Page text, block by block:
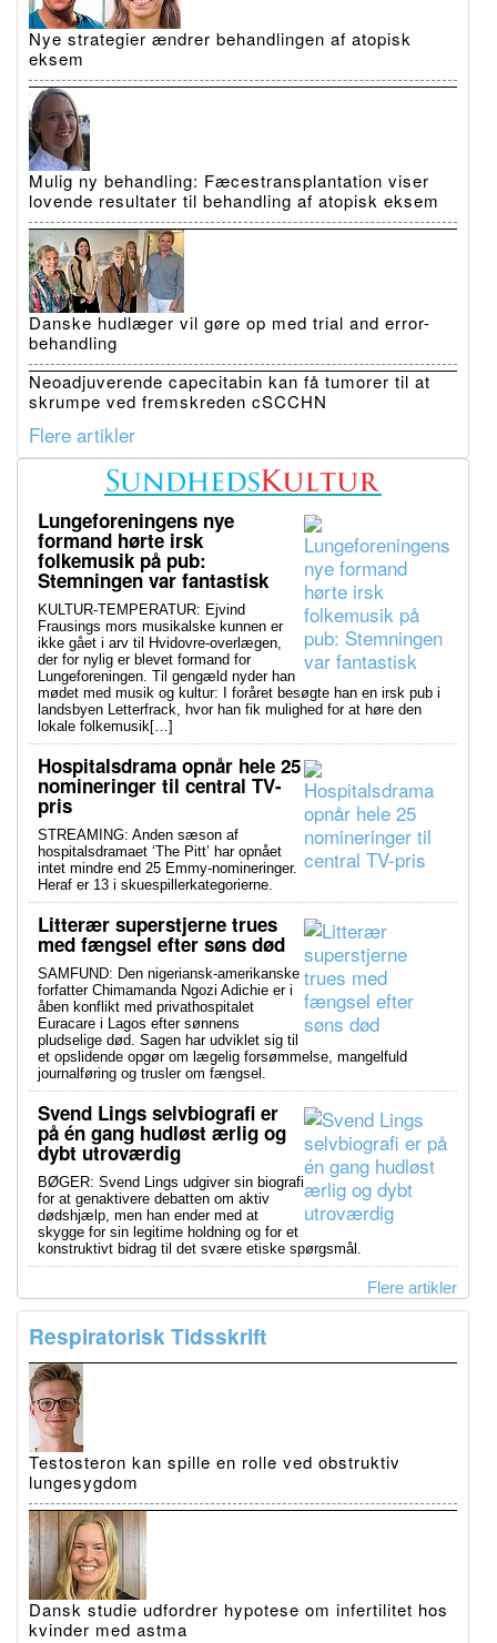
Nye strategier ændrer behandlingen af atopisk
eksem
Mulig ny behandling: Fæcestransplantation viser
lovende resultater til behandling af atopisk eksem
Danske hudlæger vil gøre op med trial and error-
behandling
Neoadjuverende capecitabin kan få tumorer til at
skrumpe ved fremskreden cSCCHN
Flere artikler
Lungeforeningens nye
formand hørte irsk
folkemusik på pub:
Stemningen var fantastisk
KULTUR-TEMPERATUR: Ejvind
Frausings mors musikalske kunnen er
ikke gået i arv til Hvidovre-overlægen,
der for nylig er blevet formand for
Lungeforeningen. Til gengæld nyder han
mødet med musik og kultur: I foråret besøgte han en irsk pub i
landsbyen Letterfrack, hvor han fik mulighed for at høre den
lokale folkemusik[…]
Hospitalsdrama opnår hele 25
nomineringer til central TV-
pris
STREAMING: Anden sæson af
hospitalsdramaet ‘The Pitt’ har opnået
intet mindre end 25 Emmy-nomineringer.
Heraf er 13 i skuespillerkategorierne.
Litterær superstjerne trues
med fængsel efter søns død
SAMFUND: Den nigeriansk-amerikanske
forfatter Chimamanda Ngozi Adichie er i
åben konflikt med privathospitalet
Euracare i Lagos efter sønnens
pludselige død. Sagen har udviklet sig til
et opslidende opgør om lægelig forsømmelse, mangelfuld
journalføring og trusler om fængsel.
Svend Lings selvbiografi er
på én gang hudløst ærlig og
dybt utroværdig
BØGER: Svend Lings udgiver sin biografi
for at genaktivere debatten om aktiv
dødshjælp, men han ender med at
skygge for sin legitime holdning og for et
konstruktivt bidrag til det svære etiske spørgsmål.
Flere artikler
Respiratorisk Tidsskrift
Testosteron kan spille en rolle ved obstruktiv
lungesygdom
Dansk studie udfordrer hypotese om infertilitet hos
kvinder med astma